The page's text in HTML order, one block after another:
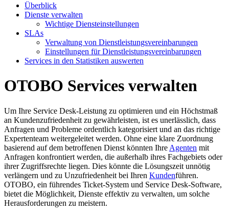
Überblick
Dienste verwalten
Wichtige Diensteinstellungen
SLAs
Verwaltung von Dienstleistungsvereinbarungen
Einstellungen für Dienstleistungsvereinbarungen
Services in den Statistiken auswerten
OTOBO Services verwalten
Um Ihre Service Desk-Leistung zu optimieren und ein Höchstmaß
an Kundenzufriedenheit zu gewährleisten, ist es unerlässlich, dass
Anfragen und Probleme ordentlich kategorisiert und an das richtige
Expertenteam weitergeleitet werden. Ohne eine klare Zuordnung
basierend auf dem betroffenen Dienst könnten Ihre Agenten mit
Anfragen konfrontiert werden, die außerhalb ihres Fachgebiets oder
ihrer Zugriffsrechte liegen. Dies könnte die Lösungszeit unnötig
verlängern und zu Unzufriedenheit bei Ihren Kundenführen.
OTOBO, ein führendes Ticket-System und Service Desk-Software,
bietet die Möglichkeit, Dienste effektiv zu verwalten, um solche
Herausforderungen zu meistern.